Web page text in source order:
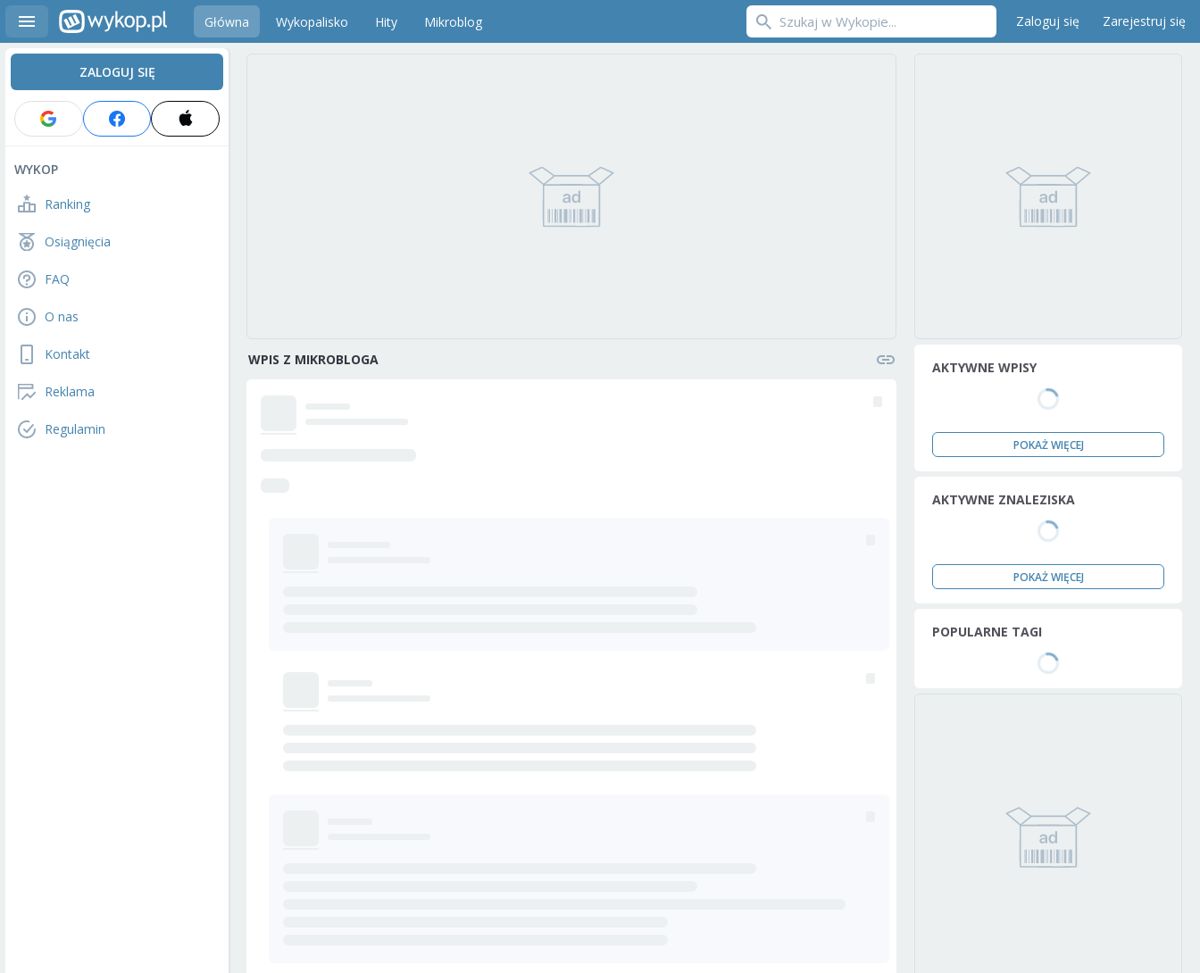
Główna Wykopalisko Hity Mikroblog Zaloguj się Zarejestruj się
ZALOGUJ SIĘ
WYKOP
Ranking
Osiągnięcia
FAQ
O nas
Kontakt
Reklama
Regulamin
WPIS Z MIKROBLOGA AKTYWNE WPISY
POKAŻ WIĘCEJ
AKTYWNE ZNALEZISKA
POKAŻ WIĘCEJ
POPULARNE TAGI